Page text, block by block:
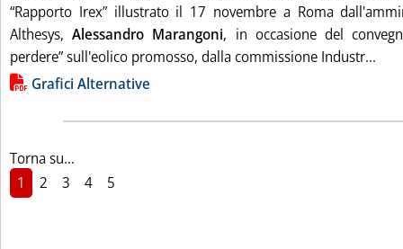
“Rapporto Irex” illustrato il 17 novembre a Roma
Althesys,Alessandro Marangoni, in occasione del
perdere” sull'eolico promosso, dalla commissione Industr...
Lista allegati PDF alla notizia
Grafici Alternative
Torna su...
1
2 3 4 5